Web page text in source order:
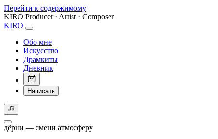
Перейти к содержимому
KIRO Producer · Artist · Composer
KIRO
Обо мне
Искусство
Драмкиты
Дневник
Написать
дёрни — смени атмосферу